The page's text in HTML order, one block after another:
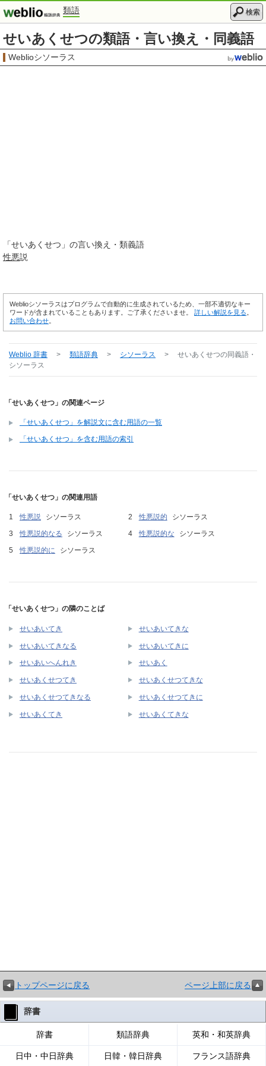
類語 検索
せいあくせつの類語・言い換え・同義語
Weblioシソーラス
「せいあくせつ 」の言い換え・類義語
性悪説
Weblioシソーラスはプログラムで自動的に生成されているため、一部不適切なキー
ワードが含まれていることもあります。ご了承くださいませ。 詳しい解説を見る
お問い合わせ
Weblio 辞書 > 類語辞典 > シソーラス > せいあくせつの同義語・
シソーラス
「せいあくせつ」の関連ページ
「せいあくせつ」を解説文に含む用語の一覧
「せいあくせつ」を含む用語の索引
「せいあくせつ」の関連用語
性悪説 シソーラス 性悪説的
シソーラス
性悪説的なる
シソーラス 性悪説的な
シソーラス
性悪説的に
シソーラス
「せいあくせつ」の隣のことば
せいあいてき せいあいてきな
せいあいてきなる せいあいてきに
せいあいへんれき せいあく
せいあくせつてき せいあくせつてきな
せいあくせつてきなる せいあくせつてきに
せいあくてき せいあくてきな
トップページに戻る ページ上部に戻る
辞書
辞書 類語辞典 英和・和英辞典
日中・中日辞典 日韓・韓日辞典 フランス語辞典